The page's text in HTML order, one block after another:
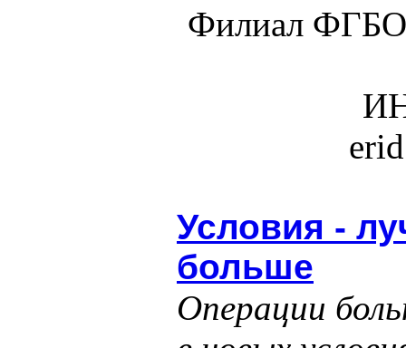
Филиал
Условия -
больше
Операции